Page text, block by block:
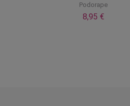
Podorape
8,95 €